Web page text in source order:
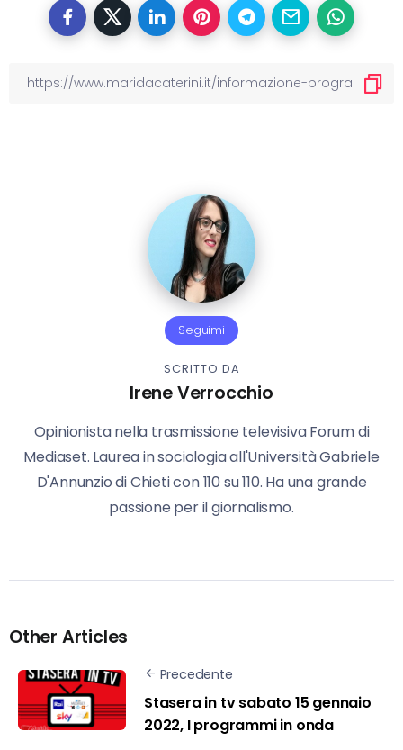
Seguimi
SCRITTO DA
Irene Verrocchio
Opinionista nella trasmissione televisiva Forum di
Mediaset. Laurea in sociologia all'Università Gabriele
D'Annunzio di Chieti con 110 su 110. Ha una grande
passione per il giornalismo.
Other Articles
Precedente
Stasera in tv sabato 15 gennaio
2022, I programmi in onda